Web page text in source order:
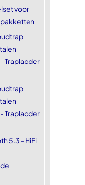
voor
Trapladder
Trapladder
5.3 - HiFi